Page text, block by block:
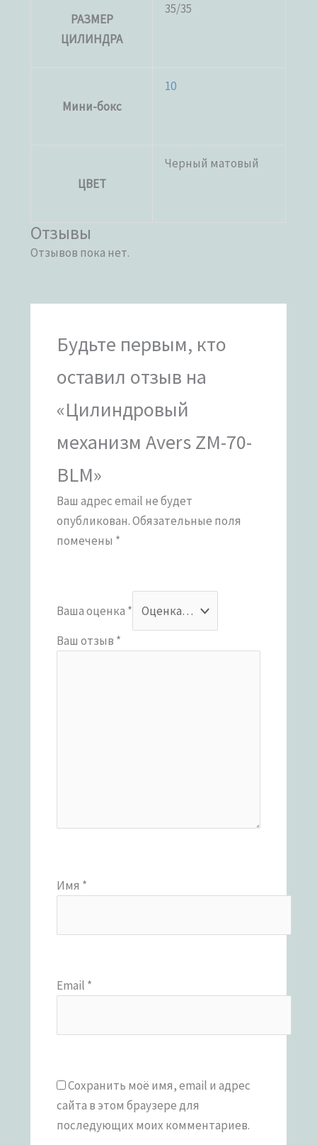
РАЗМЕР
ЦИЛИНДРА
35/35
Мини-бокс
10
ЦВЕТ
Черный матовый
Отзывы
Отзывов пока нет.
Будьте первым, кто
оставил отзыв на
«Цилиндровый
механизм Avers ZM-70-
BLM»
Ваш адрес email не будет
опубликован.Обязательные поля
помечены *
Ваша оценка *
Ваш отзыв *
Имя *
Email *
Сохранить моё имя, email и адрес
сайта в этом браузере для
последующих моих комментариев.